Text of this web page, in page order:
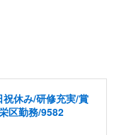
休み/研修充実/賞
区勤務/9582